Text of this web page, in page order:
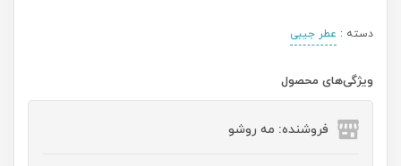
دسته : عطر جیبی
ویژگی‌های محصول
فروشنده: مه رو‌شو